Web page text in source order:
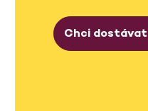
Chci dostávat